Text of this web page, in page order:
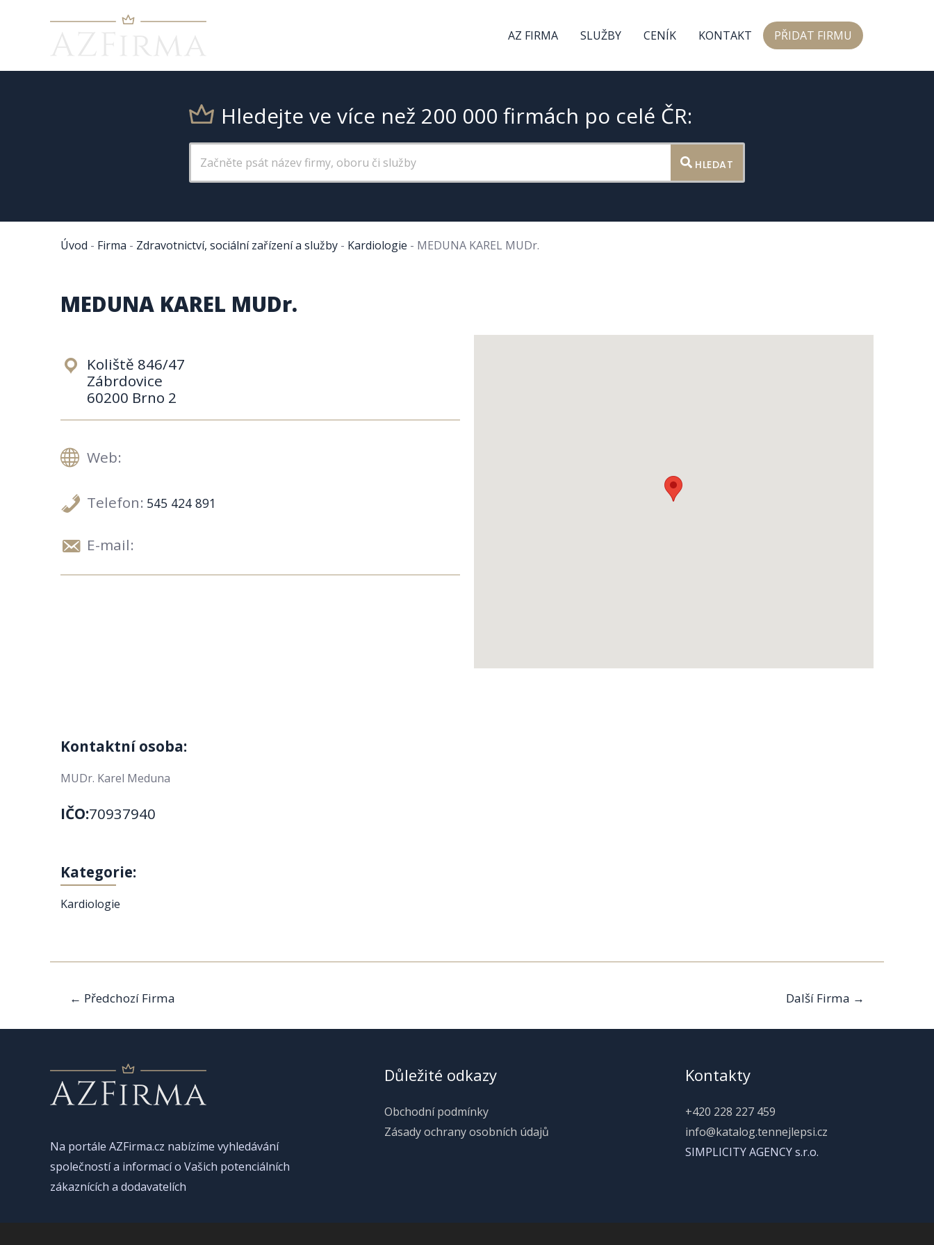
AZ FIRMA SLUŽBY CENÍK KONTAKT PŘIDAT FIRMU
Hledejte ve více než 200 000 firmách po celé ČR:
HLEDAT
Úvod - Firma - Zdravotnictví, sociální zařízení a služby - Kardiologie - MEDUNA KAREL MUDr.
MEDUNA KAREL MUDr.
Koliště 846/47
Zábrdovice
60200 Brno 2
Web:
Telefon: 545 424 891
E-mail:
Kontaktní osoba:
MUDr. Karel Meduna
IČO:70937940
Kategorie:
Kardiologie
Navigace
pro
příspěvek
← Předchozí Firma Další Firma →
Na portále AZFirma.cz nabízíme vyhledávání
společností a informací o Vašich potenciálních
zákaznících a dodavatelích
Důležité odkazy
Obchodní podmínky
Zásady ochrany osobních údajů
Kontakty
+420 228 227 459
info@katalog.tennejlepsi.cz
SIMPLICITY AGENCY s.r.o.